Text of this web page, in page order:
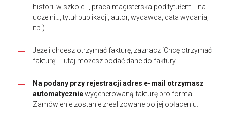
historii w szkole…, praca magisterska pod tytułem… na
uczelni…, tytuł publikacji, autor, wydawca, data wydania,
itp.).
Jeżeli chcesz otrzymać fakturę, zaznacz ‘Chcę otrzymać
fakturę’. Tutaj możesz podać dane do faktury.
Na podany przy rejestracji adres e-mail otrzymasz
automatyczniewygenerowaną fakturę pro forma.
Zamówienie zostanie zrealizowane po jej opłaceniu.